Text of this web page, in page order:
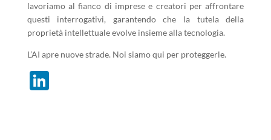
lavoriamo al fianco di imprese e creatori per affrontare
questi interrogativi, garantendo che la tutela della
proprietà intellettuale evolve insieme alla tecnologia.
L’AI apre nuove strade. Noi siamo qui per proteggerle.
Li